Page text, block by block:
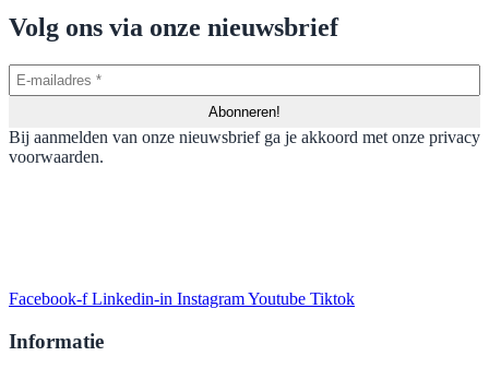
Volg ons via onze nieuwsbrief
Bij aanmelden van onze nieuwsbrief ga je akkoord met onze privacy
voorwaarden.
Facebook-f Linkedin-in InstagramYoutube Tiktok
Informatie